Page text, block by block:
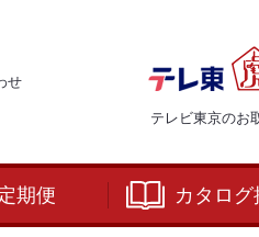
せ
テレビ東京のお
期便 カタロ